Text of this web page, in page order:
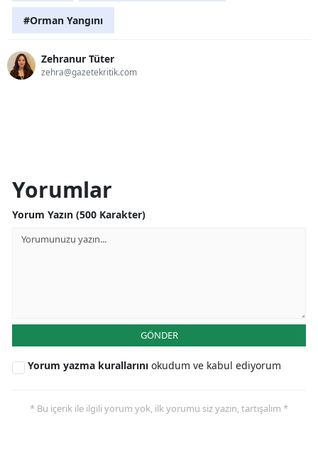
#Orman Yangını
Zehranur Tüter
zehra@gazetekritik.com
Yorumlar
Yorum Yazın (500 Karakter)
GÖNDER
Yorum yazma kurallarını okudum ve kabul ediyorum
* Bu içerik ile ilgili yorum yok, ilk yorumu siz yazın, tartışalım *